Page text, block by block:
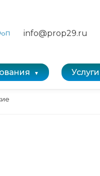
info@prop29.ru
Услуги